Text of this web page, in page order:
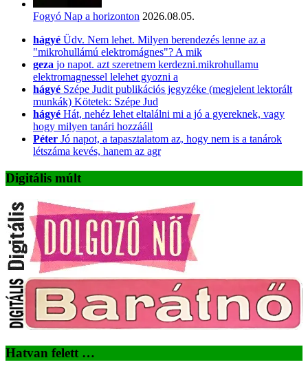
Fogyó Nap a horizonton 2026.08.05.
hágyé Üdv. Nem lehet. Milyen berendezés lenne az a
"mikrohullámú elektromágnes"? A mik
geza jo napot. azt szeretnem kerdezni.mikrohullamu
elektromagnessel lelehet gyozni a
hágyé Szépe Judit publikációs jegyzéke (megjelent lektorált
munkák) Kötetek: Szépe Jud
hágyé Hát, nehéz lehet eltalálni mi a jó a gyereknek, vagy
hogy milyen tanári hozzááll
Péter Jó napot, a tapasztalatom az, hogy nem is a tanárok
létszáma kevés, hanem az agr
Digitális múlt
Hatvan felett …